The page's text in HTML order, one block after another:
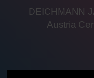
DEICHMANN
Austria